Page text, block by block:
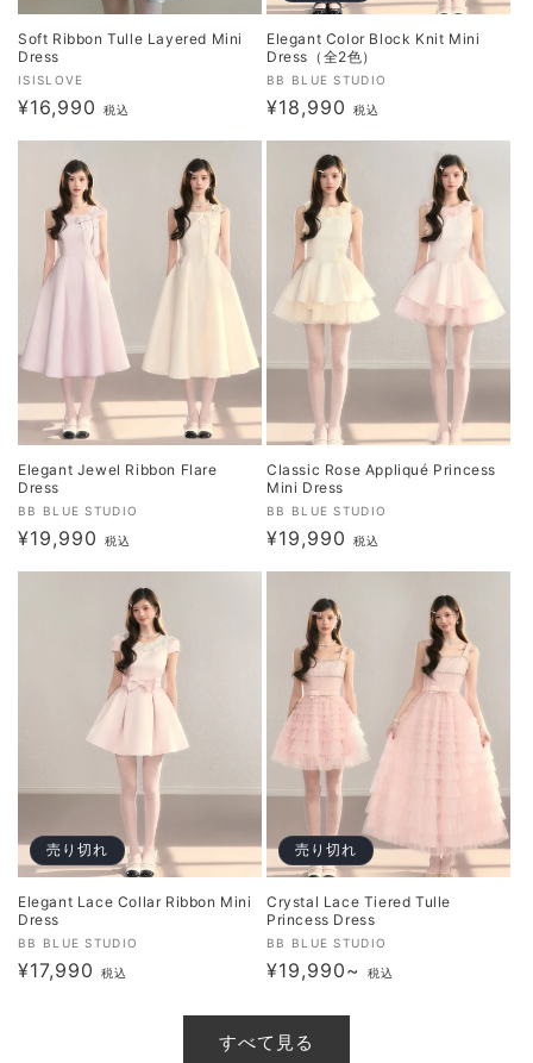
Soft Ribbon Tulle Layered Mini
Dress
販
売
ISISLOVE
通
¥16,990 税込
Elegant Color Block Knit Mini
Dress（全2色）
販
売
BB BLUE STUDIO
通
¥18,990 税込
Elegant Jewel Ribbon Flare
Dress
販
売
BB BLUE STUDIO
通
¥19,990 税込
Classic Rose Appliqué Princess
Mini Dress
販
売
BB BLUE STUDIO
通
¥19,990 税込
売り切れ
Elegant Lace Collar Ribbon Mini
Dress
販
売
BB BLUE STUDIO
通
¥17,990 税込
売り切れ
Crystal Lace Tiered Tulle
Princess Dress
販
売
BB BLUE STUDIO
通
価
格
¥19,990~ 税込
すべて見る